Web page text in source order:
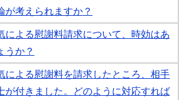
が考えられますか？
による慰謝料請求について、時効はあ
うか？
による慰謝料を請求したところ、相手
が付きました。どのように対応すれば